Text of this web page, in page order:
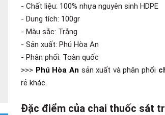
- Chất liệu: 100% nhựa nguyên sinh HDPE
- Dung tích: 100gr
- Màu sắc: Trắng
- Sản xuất: Phú Hòa An
- Phân phối: Toàn quốc
>>> Phú Hòa An sản xuất và phân phối
rẻ khác.
Đặc điểm của chai thuốc sát